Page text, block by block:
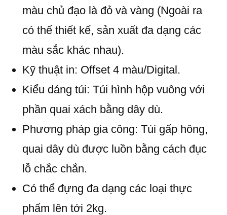
màu chủ đạo là đỏ và vàng (Ngoài ra
có thể thiết kế, sản xuất đa dạng các
màu sắc khác nhau).
Kỹ thuật in: Offset 4 màu/Digital.
Kiểu dáng túi: Túi hình hộp vuông với
phần quai xách bằng dây dù.
Phương pháp gia công: Túi gấp hông,
quai dây dù được luồn bằng cách đục
lỗ chắc chắn.
Có thể đựng đa dạng các loại thực
phẩm lên tới 2kg.